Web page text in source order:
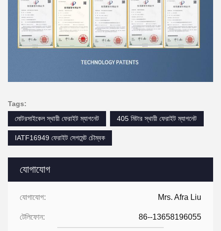
যোগাযোগ
যোগাযোগ: Mrs. Afra Liu
টেলিফোন: 86--13658196055
Tags:
মোটরসাইকেল স্থায়ী ফেরাইট ম্যাগনেট
405 মিটার স্থায়ী ফেরাইট ম্যাগনেট
IATF16949 ফেরাইট সেগমেন্ট চৌম্বক